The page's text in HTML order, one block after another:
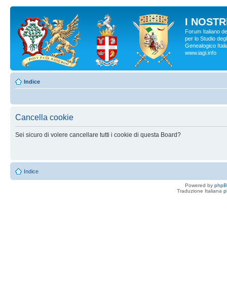
I
Forum Italiano
per lo Studio
Genealogico
www.iagi.info
Indice
Cancella cookie
Sei sicuro di volere cancellare tutti i cookie di questa Board?
Indice
Powered by
Traduzione Italiana